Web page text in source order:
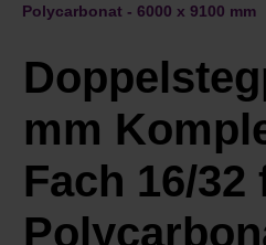
Polycarbonat - 6000 x 9100 mm
mm
Fach 16/